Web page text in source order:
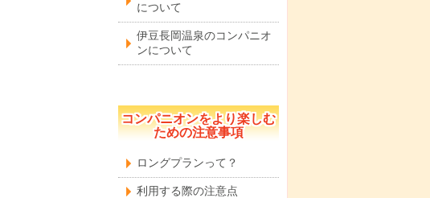
について
伊豆長岡温泉のコンパニオ
ンについて
コンパニオンをより楽しむ
ための注意事項
ロングプランって？
利用する際の注意点